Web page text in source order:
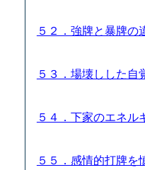
５２．強牌と暴牌
５３．場壊しした
５４．下家のエネ
５５．感情的打牌